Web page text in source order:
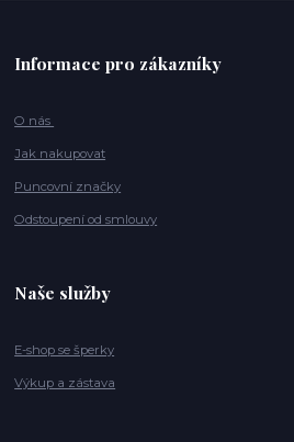
Informace pro zákazníky
O nás
Jak nakupovat
Puncovní značky
Odstoupení od smlouvy
Naše služby
E-shop se šperky
Výkup a zástava